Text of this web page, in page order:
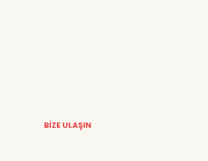
BİZE ULAŞIN